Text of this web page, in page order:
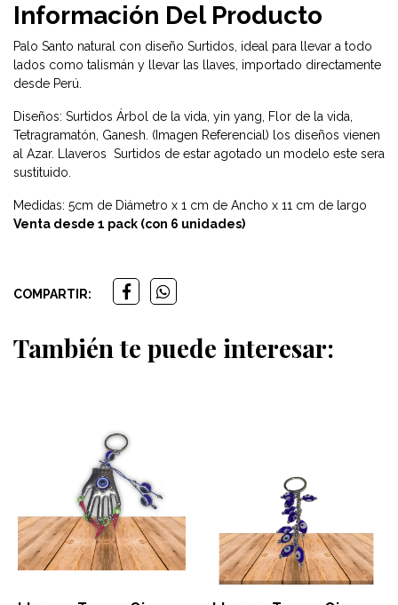
Información Del Producto
Palo Santo natural con diseño Surtidos, ideal para llevar a todo
lados como talismán y llevar las llaves, importado directamente
desde Perú.
Diseños: Surtidos Árbol de la vida, yin yang, Flor de la vida,
Tetragramatón, Ganesh. (Imagen Referencial) los diseños vienen
al Azar. Llaveros Surtidos de estar agotado un modelo este sera
sustituido.
Medidas: 5cm de Diámetro x 1 cm de Ancho x 11 cm de largo
Venta desde 1 pack (con 6 unidades)
COMPARTIR:
También te puede interesar: